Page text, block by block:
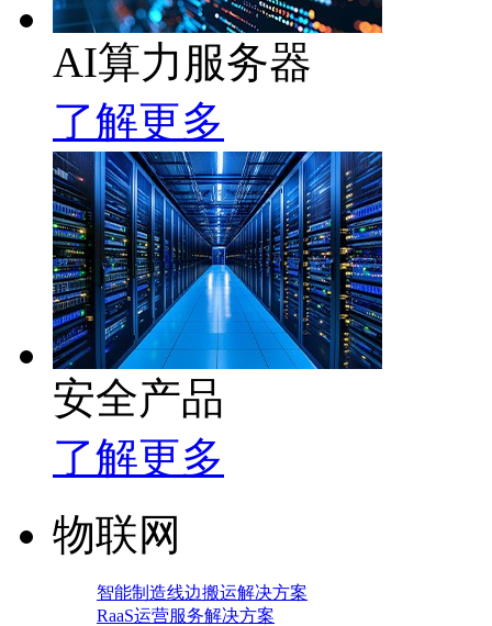
AI算力服务器
了解更多
安全产品
了解更多
物联网
智能制造线边搬运解决方案
RaaS运营服务解决方案